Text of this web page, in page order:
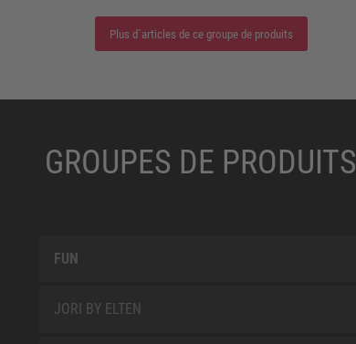
Plus d´articles de ce groupe de produits
GROUPES DE PRODUITS
FUN
JORI BY ELTEN